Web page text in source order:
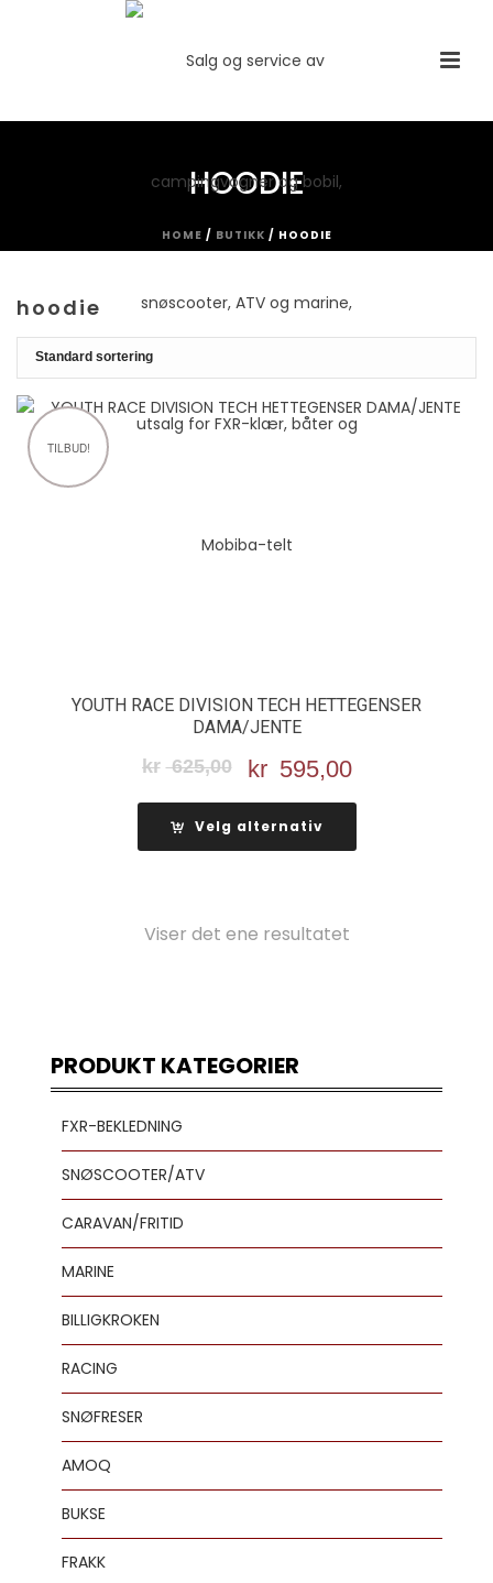
HOODIE
HOME / BUTIKK / HOODIE
hoodie
TILBUD!
YOUTH RACE DIVISION TECH HETTEGENSER
DAMA/JENTE
kr 625,00
Opprinnelig
pris
var:
kr 625,00.
kr 595,00Nåværende
pris
kr 595,00.
Velg alternativ
Viser det ene resultatet
PRODUKT KATEGORIER
FXR-BEKLEDNING
SNØSCOOTER/ATV
CARAVAN/FRITID
MARINE
BILLIGKROKEN
RACING
SNØFRESER
AMOQ
BUKSE
FRAKK